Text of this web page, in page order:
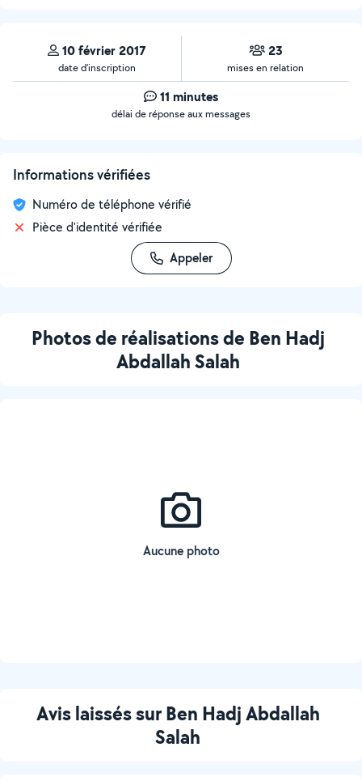
10 février 2017
date d’inscription
23
mises en relation
11 minutes
délai de réponse aux messages
Informations vérifiées
Numéro de téléphone vérifié
Pièce d'identité vérifiée
Appeler
Photos de réalisations de Ben Hadj
Abdallah Salah
Aucune photo
Avis laissés sur Ben Hadj Abdallah
Salah